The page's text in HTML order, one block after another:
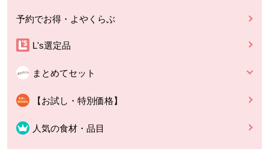
予約でお得・よやくらぶ
L's選定品
まとめてセット
【お試し・特別価格】
人気の食材・品目